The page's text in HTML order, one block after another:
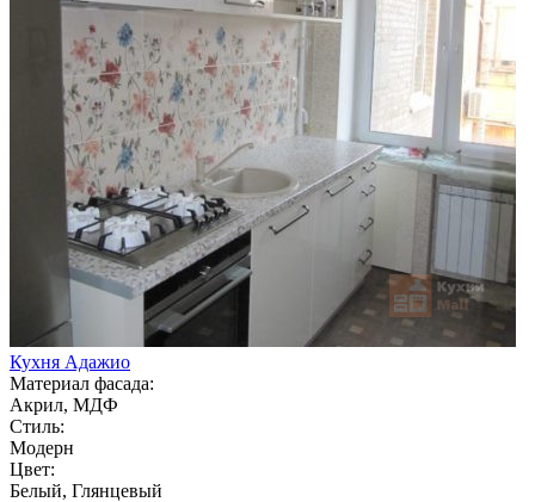
Кухня Адажио
Материал фасада:
Акрил, МДФ
Стиль:
Модерн
Цвет:
Белый, Глянцевый